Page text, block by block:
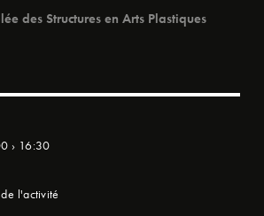
des Structures en Arts Plastiques
› 16:30
l'activité